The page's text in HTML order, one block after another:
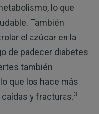
lo que
También
el azúcar en la
de padecer diabetes
también
que los hace más
y fracturas.3